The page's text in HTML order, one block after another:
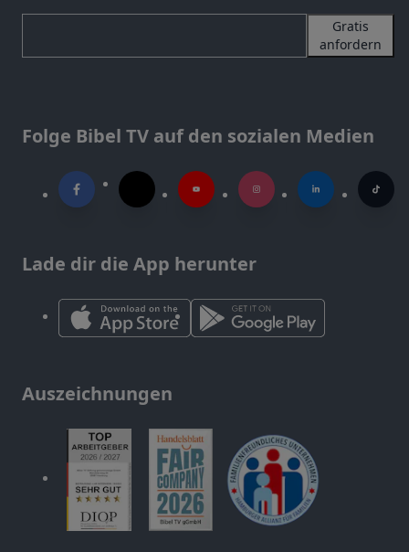
Gratis
anfordern
Folge Bibel TV auf den sozialen Medien
Lade dir die App herunter
Auszeichnungen